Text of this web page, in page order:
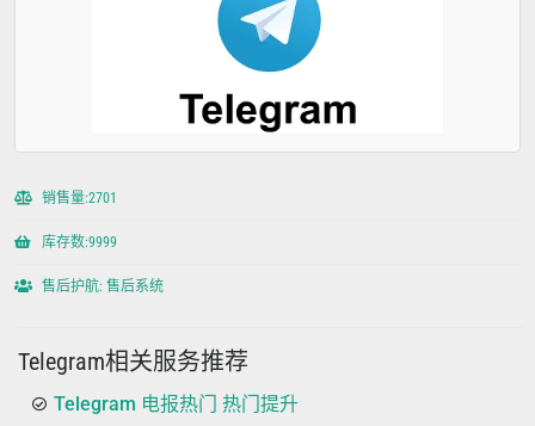
销售量:2701
库存数:9999
售后护航: 售后系统
Telegram相关服务推荐
Telegram 电报热门 热门提升